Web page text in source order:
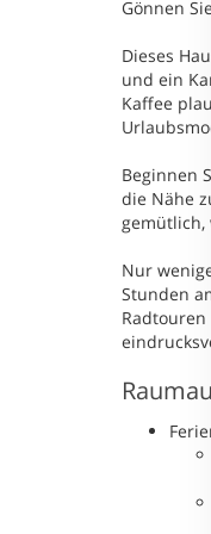
Gönnen
Dieses
und ein
Kaffee
Beginnen
die Nähe
gemütlich,
Nur
Stunden